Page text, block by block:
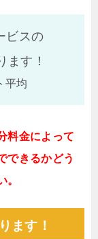
ビスの
ます！
平均
料金によって
できるかどう
。
ます！